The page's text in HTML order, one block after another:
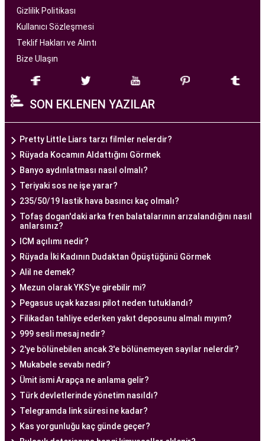
hizmet sunan bir sağlık kuruluşudur. Modern
tıbbın son teknolojilerini kullanarak, çiftlere
başarılı tüp bebek tedavileri sunmayı amaçlar.
bir ekip tarafından yönetilmektedir. Burada görev
alan tıp profesyonelleri, çiftlere kişiselleştirilmiş
tedavi planları sunarak, her çiftin özel durumunu
dikkate alır. Ayrıca, merkezde kullanılan teknoloji
ve ekipmanlar, tedavi sürecini daha etkili ve
güvenli hale getirir.
Ankara Tüp Bebek Merkezi, hasta odaklı hizmet
anlayışı ve etik prensipler çerçevesinde, çiftlere
sağlıklı bir gebelik yaşama şansı tanıyan kapsamlı
bir tüp bebek hizmeti sunar.
Ankara Tüp Bebek Doktoru
ve deneyimli bir doktorun rehberliğinde
yürütülmesi gereken bir süreçtir. Ankara Tüp
Bebek Merkezi'nde görev alan uzman tüp bebek
doktoru, çiftlere kapsamlı bir yaklaşımla tedavi
sunar.
Ankara Tüp Bebek Doktoru, tüp bebek tedavisi
sürecinde çiftlere rehberlik eder ve tedavinin her
aşamasında destek sağlar. Çiftin tıbbi geçmişini
değerlendirir, bireysel durumlarını analiz eder ve
Gizlilik Politikası
Kullanıcı Sözleşmesi
Teklif Hakları ve Alıntı
Bize Ulaşın
SON EKLENEN YAZILAR
Pretty Little Liars tarzı filmler nelerdir?
Rüyada Kocamın Aldattığını Görmek
Banyo aydınlatması nasıl olmalı?
Teriyaki sos ne işe yarar?
235/50/19 lastik hava basıncı kaç olmalı?
Tofaş dogan'daki arka fren balatalarının arızalandığını nasıl
anlarsınız?
ICM açılımı nedir?
Rüyada İki Kadının Dudaktan Öpüştüğünü Görmek
Alil ne demek?
Mezun olarak YKS'ye girebilir mi?
Pegasus uçak kazası pilot neden tutuklandı?
Filikadan tahliye ederken yakıt deposunu almalı mıyım?
999 sesli mesaj nedir?
2'ye bölünebilen ancak 3'e bölünemeyen sayılar nelerdir?
Mukabele sevabı nedir?
Ümit ismi Arapça ne anlama gelir?
Türk devletlerinde yönetim nasıldı?
Telegramda link süresi ne kadar?
Kas yorgunluğu kaç günde geçer?